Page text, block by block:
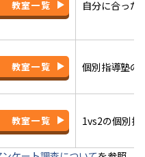
教室一覧 自分に合った
教室一覧 個別指導塾の
教室一覧 1vs2の個別指